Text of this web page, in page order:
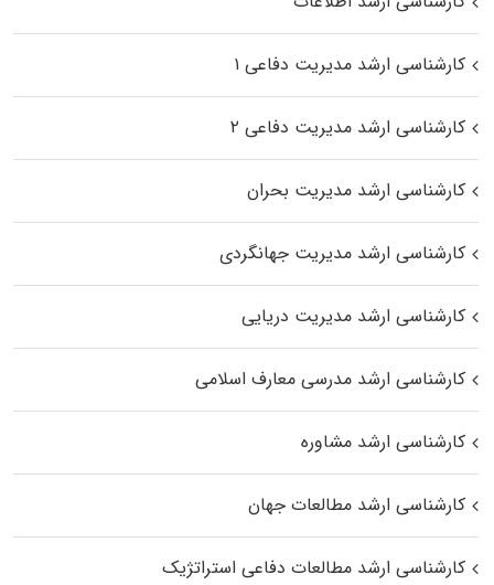
کارشناسی ارشد مدیریت دفاعی ۱
کارشناسی ارشد مدیریت دفاعی ۲
کارشناسی ارشد مدیریت بحران
کارشناسی ارشد مدیریت جهانگردی
کارشناسی ارشد مدیریت دریایی
کارشناسی ارشد مدرسی معارف اسلامی
کارشناسی ارشد مشاوره
کارشناسی ارشد مطالعات جهان
کارشناسی ارشد مطالعات دفاعی استراتژیک